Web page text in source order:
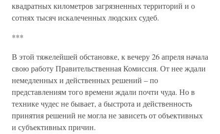
квадратных километров загрязненных территорий и о
сотнях тысяч искалеченных людских судеб.
***
В этой тяжелейшей обстановке, к вечеру 26 апреля начала
свою работу Правительственная Комиссия. От нее ждали
немедленных и действенных решений – по
представлениям того времени ждали почти чуда. Но в
технике чудес не бывает, а быстрота и действенность
принятия решений не могла не зависеть от объективных
и субъективных причин.